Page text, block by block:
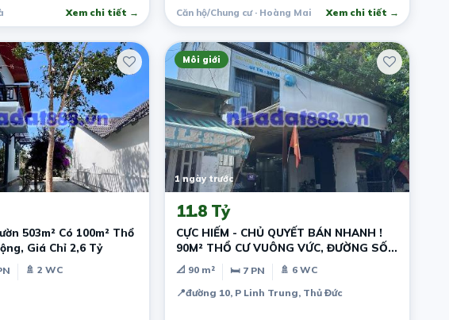
Xem chi tiết → Căn hộ/Chung cư · Hoàng Mai Xem chi tiết →
503m² Có 100m² Thổ
Giá Chỉ 2,6 Tỷ
🚿 2 WC
Môi giới
1 ngày trước
11.8 Tỷ
CỰC HIẾM - CHỦ QUYẾT BÁN NHANH !
90M² THỔ CƯ VUÔNG VỨC, ĐƯỜNG SỐ
10 THỦ ĐỨC – GIÁ THẤP HƠN THỊ
TRƯỜNG - DÒNG TIỀN SẴN
📐 90 m² 🛏 7 PN
🚿 6 WC
📍đường 10, P Linh Trung, Thủ Đức